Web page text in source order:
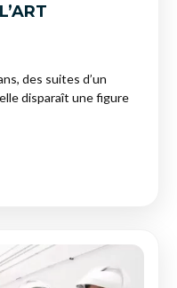
des suites d’un
disparaît une figure